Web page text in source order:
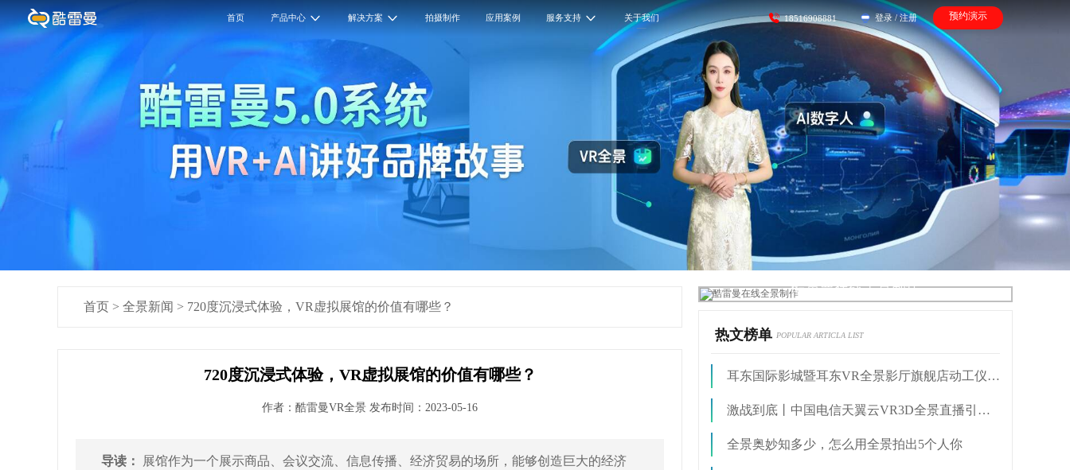
首页 产品中心 解决方案 拍摄制作 应用案例 服务支持 关于我们 18516908881 登录 / 注册 预约演示
首页 > 全景新闻 > 720度沉浸式体验，VR虚拟展馆的价值有哪些？
720度沉浸式体验，VR虚拟展馆的价值有哪些？
作者：酷雷曼VR全景 发布时间：2023-05-16
导读：
展馆作为一个展示商品、会议交流、信息传播、经济贸易的场所，能够创造巨大的经济
酷雷曼在线全景制作
热文榜单 POPULAR ARTICLA LIST
耳东国际影城暨耳东VR全景影厅旗舰店动工仪式盛大举行
激战到底丨中国电信天翼云VR3D全景直播引燃拳击热火
全景奥妙知多少，怎么用全景拍出5个人你